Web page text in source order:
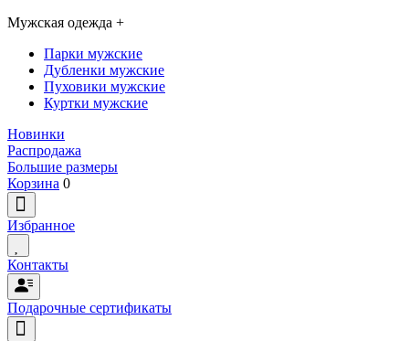
Мужская одежда +
Парки мужские
Дубленки мужские
Пуховики мужские
Куртки мужские
Новинки
Распродажа
Большие размеры
Корзина 0
Избранное
Контакты
Подарочные сертификаты